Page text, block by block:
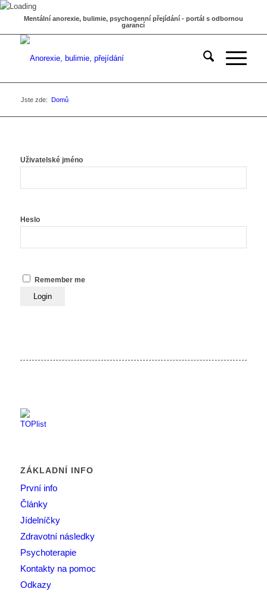
Mentální anorexie, bulimie, psychogenní přejídání - portál s odbornou
garancí
Jste zde: Domů
Uživatelské jméno
Heslo
Remember me
ZÁKLADNÍ INFO
První info
Články
Jídelníčky
Zdravotní následky
Psychoterapie
Kontakty na pomoc
Odkazy